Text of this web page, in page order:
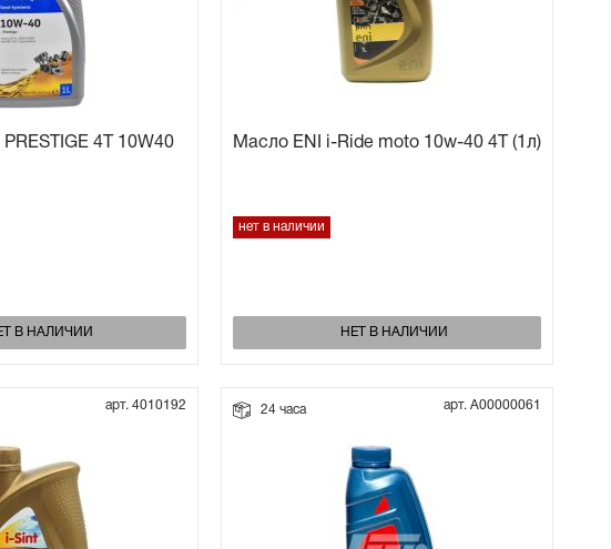
4T 10W40
В НАЛИЧИИ
Масло ENI i-Ride moto 10w-40 4Т (1л)
нет в наличии
НЕТ В НАЛИЧИИ
арт. 4010192 24 часа арт. А00000061